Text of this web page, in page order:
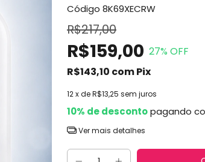
Código 8K69XECRW
R$217,00
R$159,00 27% OFF
R$143,10 comPix
12x deR$13,25 sem juros
10% de descontopagando
Ver mais detalhes